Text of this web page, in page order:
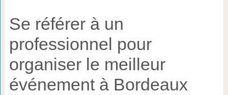
Se référer à un
professionnel pour
organiser le meilleur
événement à Bordeaux